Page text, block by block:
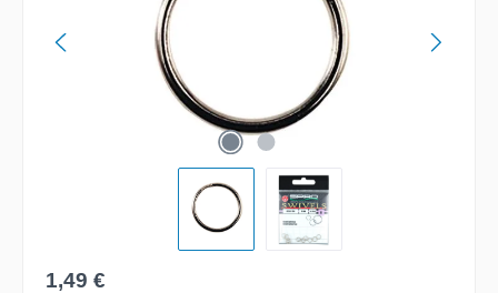
Regulärer Preis:
1,49 €